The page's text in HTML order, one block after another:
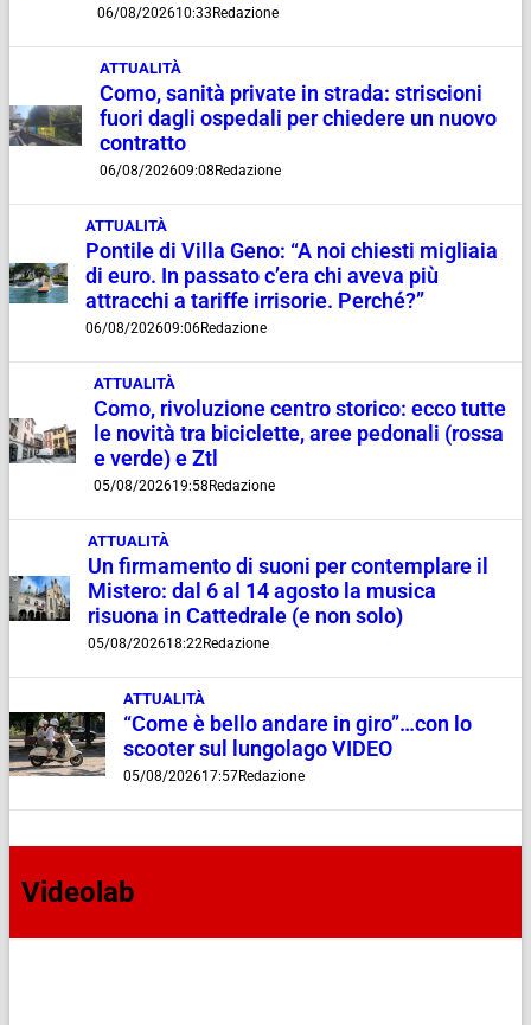
06/08/202610:33 Redazione
ATTUALITÀ
Como, sanità private in strada: striscioni
fuori dagli ospedali per chiedere un nuovo
contratto
06/08/202609:08 Redazione
ATTUALITÀ
Pontile di Villa Geno: “A noi chiesti migliaia
di euro. In passato c’era chi aveva più
attracchi a tariffe irrisorie. Perché?”
06/08/202609:06Redazione
ATTUALITÀ
Como, rivoluzione centro storico: ecco tutte
le novità tra biciclette, aree pedonali (rossa
e verde) e Ztl
05/08/202619:58 Redazione
ATTUALITÀ
Un firmamento di suoni per contemplare il
Mistero: dal 6 al 14 agosto la musica
risuona in Cattedrale (e non solo)
05/08/202618:22Redazione
ATTUALITÀ
“Come è bello andare in giro”…con lo
scooter sul lungolago VIDEO
05/08/202617:57Redazione
Videolab